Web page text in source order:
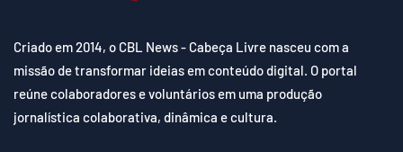
Criado em 2014, o CBL News - Cabeça Livre nasceu com a
missão de transformar ideias em conteúdo digital. O portal
reúne colaboradores e voluntários em uma produção
jornalística colaborativa, dinâmica e cultura.